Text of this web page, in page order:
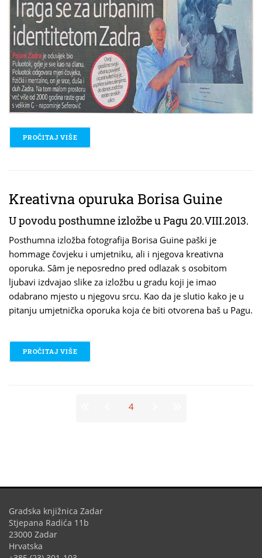
PROČITAJ VIŠE
Kreativna opuruka Borisa Guine
U povodu posthumne izložbe u Pagu 20.VIII.2013.
Posthumna izložba fotografija Borisa Guine paški je
hommage čovjeku i umjetniku, ali i njegova kreativna
oporuka. Sâm je neposredno pred odlazak s osobitom
ljubavi izdvajao slike za izložbu u gradu koji je imao
odabrano mjesto u njegovu srcu. Kao da je slutio kako je u
pitanju umjetnička oporuka koja će biti otvorena baš u Pagu.
PROČITAJ VIŠE
4
Gradska knjižnica Zadar
Stjepana Radića 11b
23000 Zadar
Hrvatska